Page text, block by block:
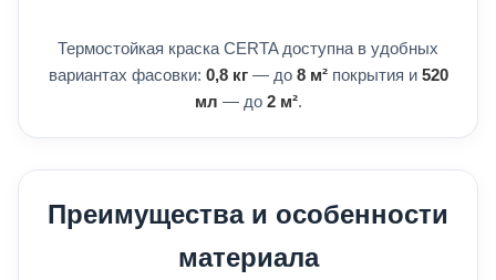
Термостойкая краска CERTA доступна в удобных
вариантах фасовки: 0,8 кг— до 8 м²покрытия и 520
мл — до 2 м².
Преимущества и особенности
материала